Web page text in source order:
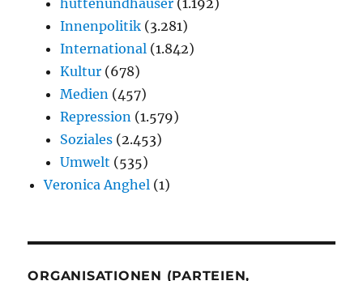
hüttenundhäuser (1.192)
Innenpolitik (3.281)
International (1.842)
Kultur (678)
Medien (457)
Repression (1.579)
Soziales (2.453)
Umwelt (535)
Veronica Anghel (1)
ORGANISATIONEN (PARTEIEN,